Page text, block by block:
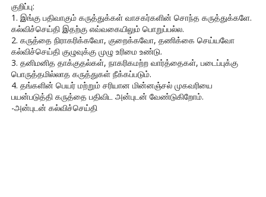
குறிப்பு:
1. இங்கு பதிவாகும் கருத்துக்கள் வாசகர்களின் சொந்த கருத்துக்களே.
கல்விச்செய்தி இதற்கு எவ்வகையிலும் பொறுப்பல்ல.
2. கருத்தை நிராகரிக்கவோ, குறைக்கவோ, தணிக்கை செய்யவோ
கல்விச்செய்தி குழுவுக்கு முழு உரிமை உண்டு.
3. தனிமனித தாக்குதல்கள், நாகரிகமற்ற வார்த்தைகள், படைப்புக்கு
பொருத்தமில்லாத கருத்துகள் நீக்கப்படும்.
4. தங்களின் பெயர் மற்றும் சரியான மின்னஞ்சல் முகவரியை
பயன்படுத்தி கருத்தை பதிவிட அன்புடன் வேண்டுகிறோம்.
-அன்புடன் கல்விச்செய்தி